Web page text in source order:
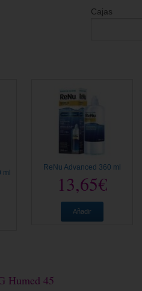
Cajas
ReNu Advanced 360 ml
13,65€
Añadir
Humed 45